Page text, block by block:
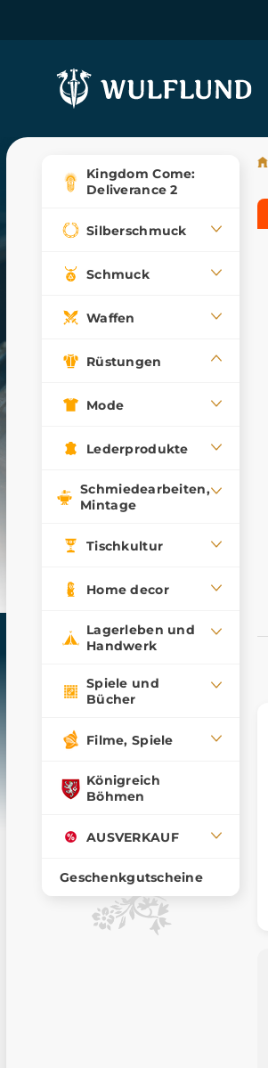
Kingdom Come:
Deliverance 2
Silberschmuck
Schmuck
Waffen
Rüstungen
Mode
Lederprodukte
Schmiedearbeiten,
Mintage
Tischkultur
Home decor
Lagerleben und
Handwerk
Spiele und
Bücher
Filme, Spiele
Königreich
Böhmen
AUSVERKAUF
Geschenkgutscheine